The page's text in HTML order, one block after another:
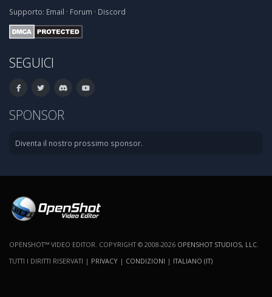
Supporto: Email · Forum · Discord
SEGUICI
SPONSOR
Diventa il nostro prossimo sponsor.
OPENSHOT™ VIDEO EDITOR. COPYRIGHT © 2008-2026 OPENSHOT STUDIOS, LLC
TUTTI I DIRITTI RISERVATI | PRIVACY | CONDIZIONI | ITALIANO (IT)